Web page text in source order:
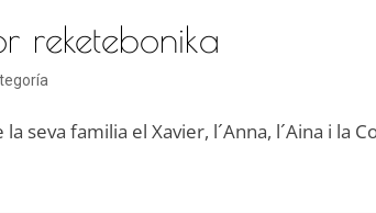
reketebonika
seva familia el Xavier, l´Anna, l´Aina i la